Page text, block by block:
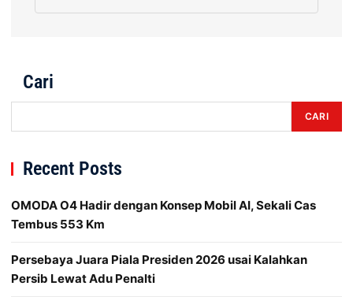
Cari
CARI
Recent Posts
OMODA O4 Hadir dengan Konsep Mobil AI, Sekali Cas
Tembus 553 Km
Persebaya Juara Piala Presiden 2026 usai Kalahkan
Persib Lewat Adu Penalti